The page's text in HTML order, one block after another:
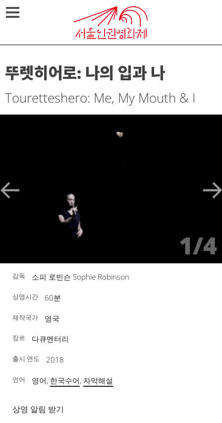
Skip
to
뚜렛히어로: 나의 입과 나
Touretteshero: Me, My Mouth & I
1/4
감독 소피 로빈슨 Sophie Robinson
상영시간 60분
제작국가 영국
장르 다큐멘터리
출시 연도 2018
언어 영어, 한국수어, 자막해설
상영 알림 받기